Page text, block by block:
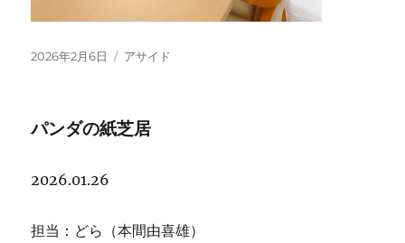
投
2026年2月6日
フ
ッ
アサイド
パンダの紙芝居
2026.01.26
担当：どら（本間由喜雄）